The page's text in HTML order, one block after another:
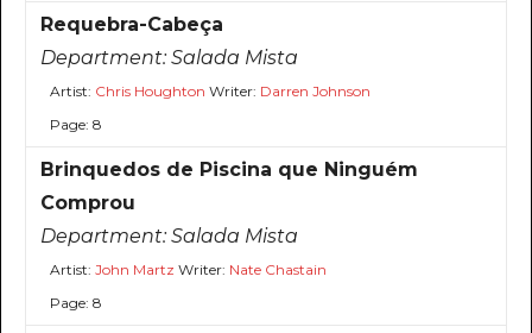
Requebra-Cabeça
Department:Salada Mista
Artist: Chris Houghton Writer: Darren Johnson
Page: 8
Brinquedos de Piscina que Ninguém
Comprou
Department:Salada Mista
Artist: John Martz Writer: Nate Chastain
Page: 8